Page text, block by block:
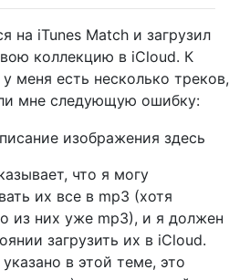
на iTunes Match и загрузил
коллекцию в iCloud. К
меня есть несколько треков,
мне следующую ошибку:
что я могу
их все в mp3 (хотя
из них уже mp3), и я должен
загрузить их в iCloud.
в этой теме, это